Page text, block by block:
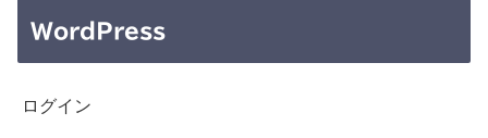
WordPress
ログイン